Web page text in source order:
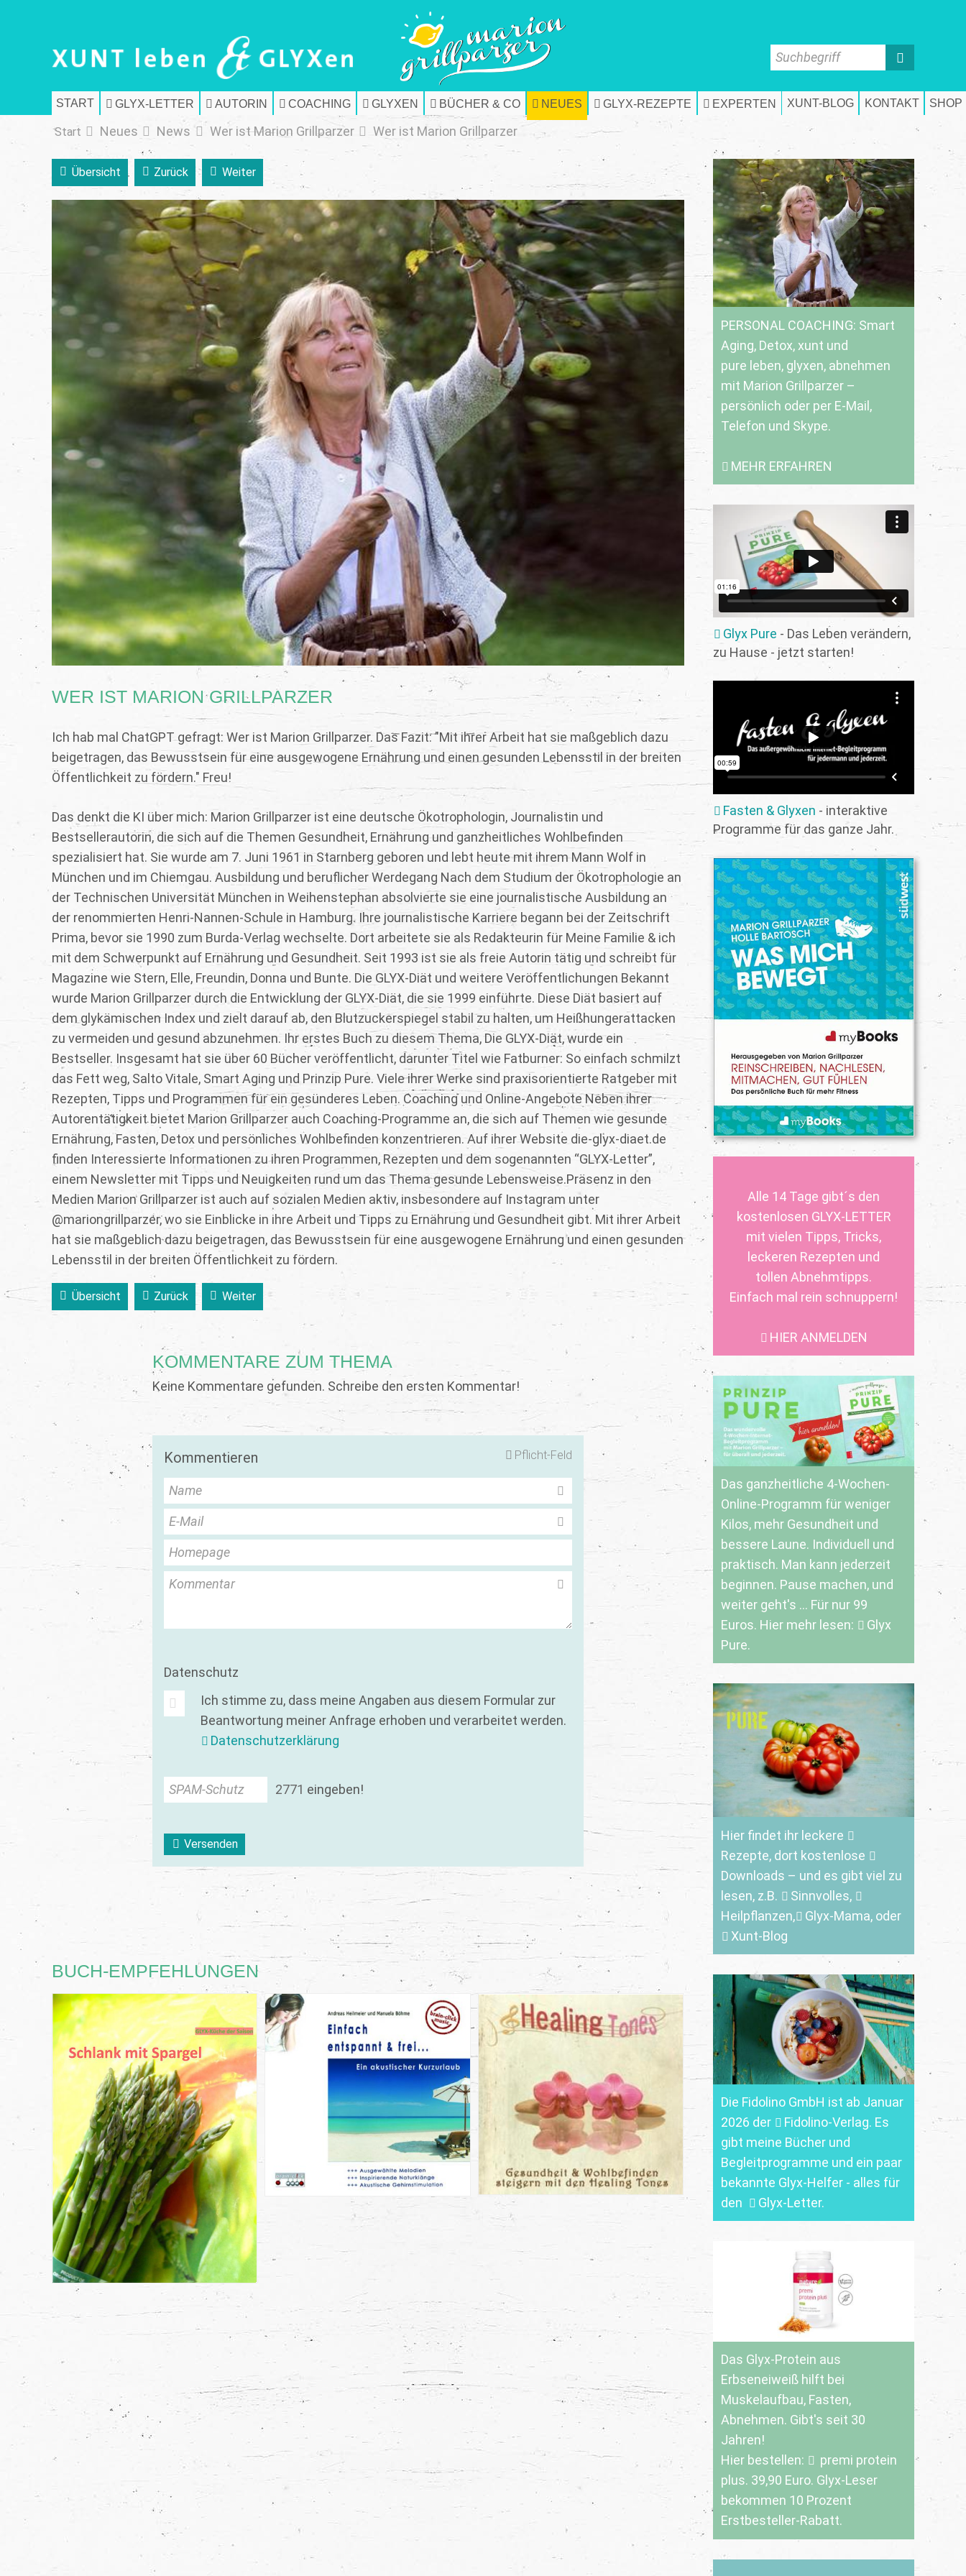
START GLYX-LETTER AUTORIN COACHING GLYXEN BÜCHER & CO NEUES GLYX-REZEPTE EXPERTEN XUNT-BLOG KONTAKT SHOP
Suchbegriff
Start Neues News Wer ist Marion Grillparzer Wer ist Marion Grillparzer
PERSONAL COACHING: Smart
Aging, Detox, xunt und
pure leben, glyxen, abnehmen
mit Marion Grillparzer –
persönlich oder per E-Mail,
Telefon und Skype.
MEHR ERFAHREN
Glyx Pure - Das Leben verändern,
zu Hause - jetzt starten!
Fasten & Glyxen - interaktive
Programme für das ganze Jahr.
Alle 14 Tage gibt´s den
kostenlosen GLYX-LETTER
mit vielen Tipps, Tricks,
leckeren Rezepten und
tollen Abnehmtipps.
Einfach mal rein schnuppern!
HIER ANMELDEN
Das ganzheitliche 4-Wochen-
Online-Programm für weniger
Kilos, mehr Gesundheit und
bessere Laune. Individuell und
praktisch. Man kann jederzeit
beginnen. Pause machen, und
weiter geht's ... Für nur 99
Euros. Hier mehr lesen:
Glyx
Pure.
Hier findet ihr leckere
Rezepte, dort kostenlose
Downloads – und es gibt viel zu
lesen, z.B.
Sinnvolles,
Heilpflanzen,
Glyx-Mama, oder
Xunt-Blog
Die Fidolino GmbH ist ab Januar
2026 der
Fidolino-Verlag. Es
gibt meine Bücher und
Begleitprogramme und ein paar
bekannte Glyx-Helfer - alles für
den
Glyx-Letter.
Das Glyx-Protein aus
Erbseneiweiß hilft bei
Muskelaufbau, Fasten,
Abnehmen. Gibt's seit 30
Jahren!
Hier bestellen:
premi protein
plus. 39,90 Euro. Glyx-Leser
bekommen 10 Prozent
Erstbesteller-Rabatt.
Übersicht Zurück Weiter
WER IST MARION GRILLPARZER
Ich hab mal ChatGPT gefragt: Wer ist Marion Grillparzer. Das Fazit: "Mit ihrer Arbeit hat sie maßgeblich dazu
beigetragen, das Bewusstsein für eine ausgewogene Ernährung und einen gesunden Lebensstil in der breiten
Öffentlichkeit zu fördern." Freu!
Das denkt die KI über mich: Marion Grillparzer ist eine deutsche Ökotrophologin, Journalistin und
Bestsellerautorin, die sich auf die Themen Gesundheit, Ernährung und ganzheitliches Wohlbefinden
spezialisiert hat. Sie wurde am 7. Juni 1961 in Starnberg geboren und lebt heute mit ihrem Mann Wolf in
München und im Chiemgau. Ausbildung und beruflicher Werdegang Nach dem Studium der Ökotrophologie an
der Technischen Universität München in Weihenstephan absolvierte sie eine journalistische Ausbildung an
der renommierten Henri-Nannen-Schule in Hamburg. Ihre journalistische Karriere begann bei der Zeitschrift
Prima, bevor sie 1990 zum Burda-Verlag wechselte. Dort arbeitete sie als Redakteurin für Meine Familie & ich
mit dem Schwerpunkt auf Ernährung und Gesundheit. Seit 1993 ist sie als freie Autorin tätig und schreibt für
Magazine wie Stern, Elle, Freundin, Donna und Bunte. Die GLYX-Diät und weitere Veröffentlichungen Bekannt
wurde Marion Grillparzer durch die Entwicklung der GLYX-Diät, die sie 1999 einführte. Diese Diät basiert auf
dem glykämischen Index und zielt darauf ab, den Blutzuckerspiegel stabil zu halten, um Heißhungerattacken
zu vermeiden und gesund abzunehmen. Ihr erstes Buch zu diesem Thema, Die GLYX-Diät, wurde ein
Bestseller. Insgesamt hat sie über 60 Bücher veröffentlicht, darunter Titel wie Fatburner: So einfach schmilzt
das Fett weg, Salto Vitale, Smart Aging und Prinzip Pure. Viele ihrer Werke sind praxisorientierte Ratgeber mit
Rezepten, Tipps und Programmen für ein gesünderes Leben. Coaching und Online-Angebote Neben ihrer
Autorentätigkeit bietet Marion Grillparzer auch Coaching-Programme an, die sich auf Themen wie gesunde
Ernährung, Fasten, Detox und persönliches Wohlbefinden konzentrieren. Auf ihrer Website die-glyx-diaet.de
finden Interessierte Informationen zu ihren Programmen, Rezepten und dem sogenannten “GLYX-Letter”,
einem Newsletter mit Tipps und Neuigkeiten rund um das Thema gesunde Lebensweise.Präsenz in den
Medien Marion Grillparzer ist auch auf sozialen Medien aktiv, insbesondere auf Instagram unter
@mariongrillparzer, wo sie Einblicke in ihre Arbeit und Tipps zu Ernährung und Gesundheit gibt. Mit ihrer Arbeit
hat sie maßgeblich dazu beigetragen, das Bewusstsein für eine ausgewogene Ernährung und einen gesunden
Lebensstil in der breiten Öffentlichkeit zu fördern.
Übersicht Zurück Weiter
KOMMENTARE ZUM THEMA
Keine Kommentare gefunden. Schreibe den ersten Kommentar!
Pflicht-Feld
Kommentieren
Name
E-Mail
Homepage
Kommentar
Datenschutz
Ich stimme zu, dass meine Angaben aus diesem Formular zur
Beantwortung meiner Anfrage erhoben und verarbeitet werden.
Datenschutzerklärung
SPAM-Schutz 2771 eingeben!
Versenden
BUCH-EMPFEHLUNGEN